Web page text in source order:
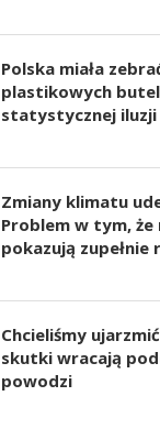
Polska miała
plastikowych
statystycznej iluzji
Zmiany klimatu
Problem w tym, że
pokazują zupełnie
Chcieliśmy
skutki wracają
powodzi